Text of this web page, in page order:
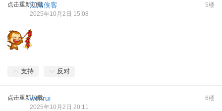
点击重新加载 5楼
江湖侠客
2025年10月2日 15:08
支持 反对
点击重新加载 6楼
wenrui
2025年10月2日 20:11